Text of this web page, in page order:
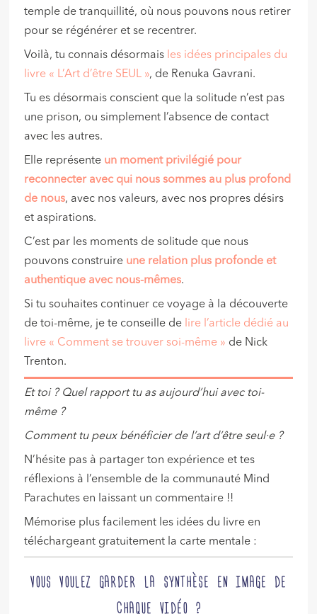
temple de tranquillité, où nous pouvons nous retirer
pour se régénérer et se recentrer.
Voilà, tu connais désormais les idées principales du
livre « L’Art d’être SEUL », de Renuka Gavrani.
Tu es désormais conscient que la solitude n’est pas
une prison, ou simplement l’absence de contact
avec les autres.
Elle représente un moment privilégié pour
reconnecter avec qui nous sommes au plus profond
de nous, avec nos valeurs, avec nos propres désirs
et aspirations.
C’est par les moments de solitude que nous
pouvons construire une relation plus profonde et
authentique avec nous-mêmes.
Si tu souhaites continuer ce voyage à la découverte
de toi-même, je te conseille de lire l’article dédié au
livre « Comment se trouver soi-même » de Nick
Trenton.
Et toi ? Quel rapport tu as aujourd’hui avec toi-
même ?
Comment tu peux bénéficier de l’art d’être seul·e ?
N’hésite pas à partager ton expérience et tes
réflexions à l’ensemble de la communauté Mind
Parachutes en laissant un commentaire !!
Mémorise plus facilement les idées du livre en
téléchargeant gratuitement la carte mentale :
VOUS VOULEZ GARDER LA SYNTHÈSE EN IMAGE DE
CHAQUE VIDÉO ?